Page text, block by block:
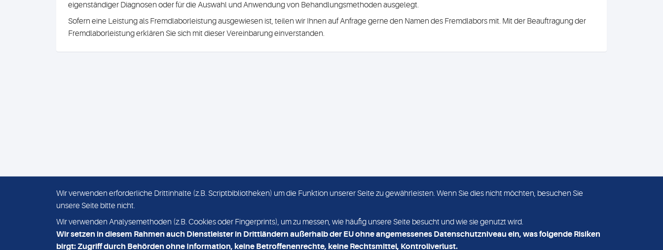
eigenständiger Diagnosen oder für die Auswahl und Anwendung von Behandlungsmethoden ausgelegt.
Sofern eine Leistung als Fremdlaborleistung ausgewiesen ist, teilen wir Ihnen auf Anfrage gerne den Namen des Fremdlabors mit. Mit der Beauftragung der
Fremdlaborleistung erklären Sie sich mit dieser Vereinbarung einverstanden.
IMPRESSUM
MVZ Medizinisches Labor
Nord MLN GmbH
Wir verwenden erforderliche Drittinhalte (z.B. Scriptbibliotheken) um die Funktion unserer Seite zu gewährleisten. Wenn Sie dies nicht möchten, besuchen Sie
unsere Seite bitte nicht.
Wir verwenden Analysemethoden (z.B. Cookies oder Fingerprints), um zu messen, wie häufig unsere Seite besucht und wie sie genutzt wird.
Wir setzen in diesem Rahmen auch Dienstleister in Drittländern außerhalb der EU ohne angemessenes Datenschutzniveau ein, was folgende Risiken
birgt: Zugriff durch Behörden ohne Information, keine Betroffenenrechte, keine Rechtsmittel, Kontrollverlust.